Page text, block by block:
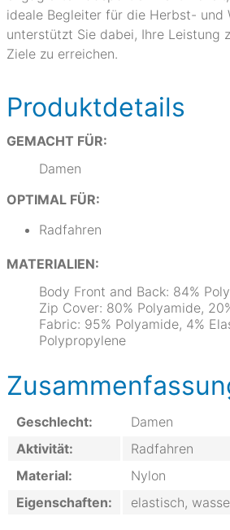
ideale Begleiter für die Herbst- und
unterstützt Sie dabei, Ihre Leistung
Ziele zu erreichen.
Produktdetails
GEMACHT FÜR:
Damen
OPTIMAL FÜR:
Radfahren
MATERIALIEN:
Body Front and Back: 84%
Zip Cover: 80% Polyamide,
Fabric: 95% Polyamide, 4%
Polypropylene
Geschlecht:
Damen
Aktivität:
Radfahren
Material:
Nylon
Eigenschaften:
elastisch,